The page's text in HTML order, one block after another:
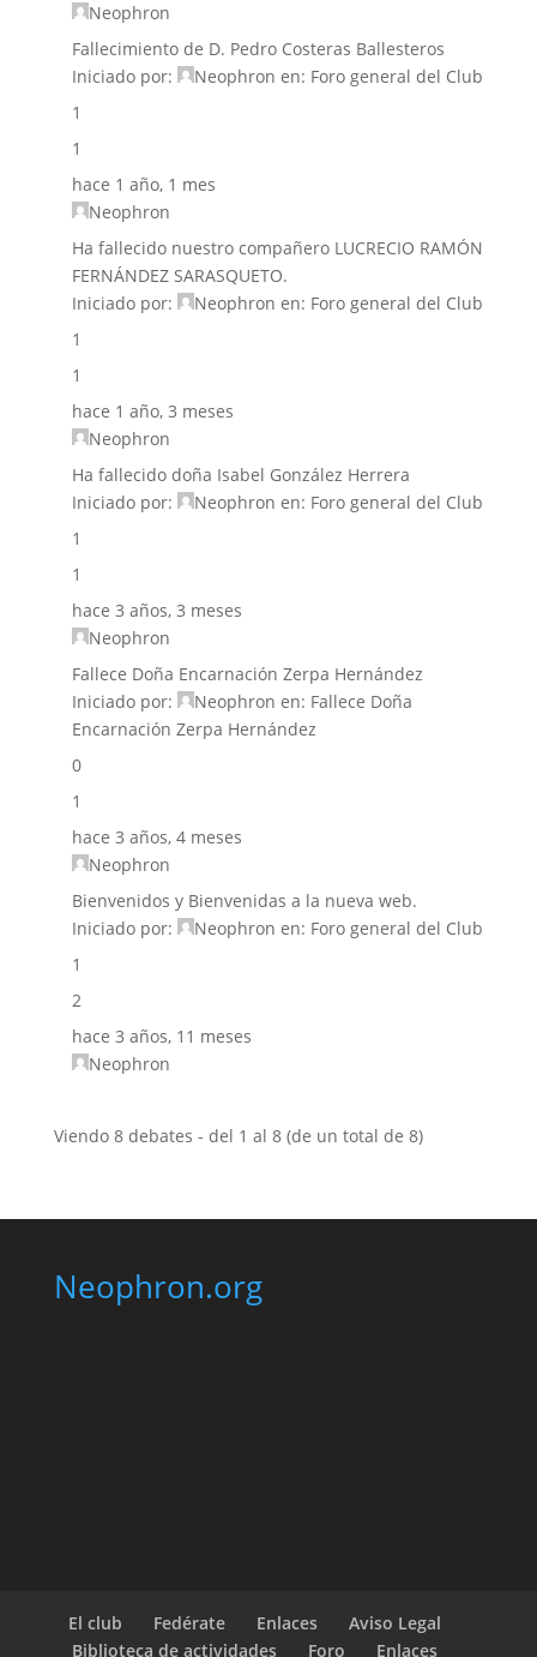
Neophron
Fallecimiento de D. Pedro Costeras Ballesteros
Iniciado por:
Neophron en: Foro general del Club
1
1
hace 1 año, 1 mes
Neophron
Ha fallecido nuestro compañero LUCRECIO RAMÓN
FERNÁNDEZ SARASQUETO.
Iniciado por:
Neophron en: Foro general del Club
1
1
hace 1 año, 3 meses
Neophron
Ha fallecido doña Isabel González Herrera
Iniciado por:
Neophron en: Foro general del Club
1
1
hace 3 años, 3 meses
Neophron
Fallece Doña Encarnación Zerpa Hernández
Iniciado por:
Neophron en: Fallece Doña
Encarnación Zerpa Hernández
0
1
hace 3 años, 4 meses
Neophron
Bienvenidos y Bienvenidas a la nueva web.
Iniciado por:
Neophron en: Foro general del Club
1
2
hace 3 años, 11 meses
Neophron
Viendo 8 debates - del 1 al 8 (de un total de 8)
Neophron.org
El club Fedérate Enlaces
Aviso Legal
Biblioteca de actividades
Foro Enlaces